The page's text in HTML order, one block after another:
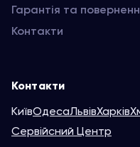
Гарантія та
Контакти
Контакти
КиївОдесаЛьвівХарків
Сервійсний Центр